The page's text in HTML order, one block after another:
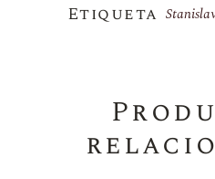
Etiqueta